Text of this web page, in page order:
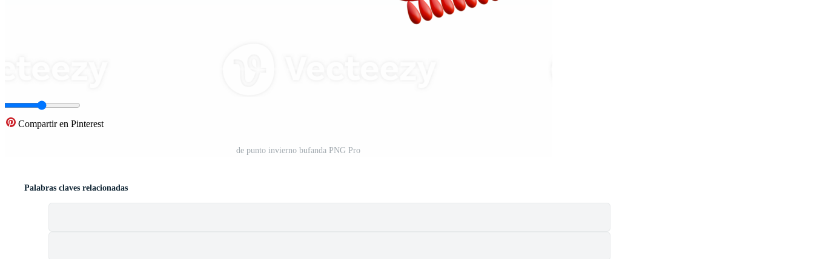
Compartir en Pinterest
de punto invierno bufanda PNG Pro
Palabras claves relacionadas